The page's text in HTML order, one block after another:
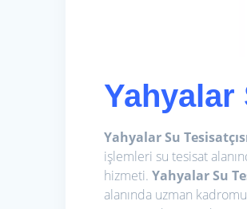
Yahyalar
Yahyalar Su
işlemleri su tesisat
hizmeti.Yahyalar Su
alanında uzman